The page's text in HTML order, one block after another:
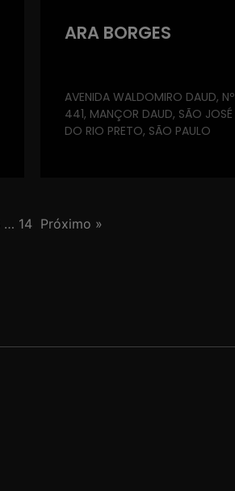
ARA BORGES
AVENIDA WALDOMIRO DAUD, Nº
441, MANÇOR DAUD, SÃO JOSÉ
DO RIO PRETO, SÃO PAULO
… 14 Próximo »